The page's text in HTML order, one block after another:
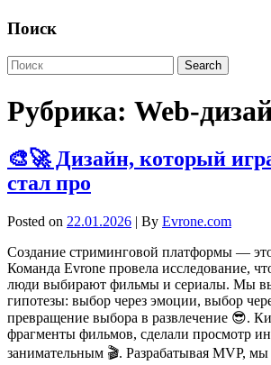
Поиск
Рубрика: Web-
🎨🚀 Дизайн, который
стал про
Posted on 22.01.2026 | By Evrone.com
Создание стриминговой платформы —
Команда Evrone провела исследование,
люди выбирают фильмы и сериалы. Мы
гипотезы: выбор через эмоции, выбор
превращение выбора в развлечение 😎.
фрагменты фильмов, сделали просмотр
занимательным 🎬. Разрабатывая MVP,